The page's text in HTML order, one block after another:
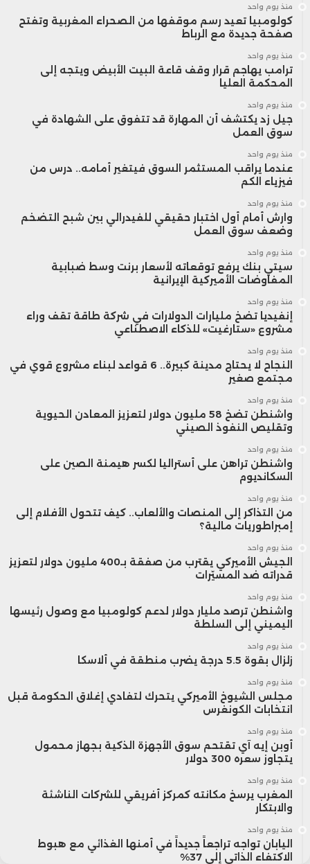
منذ يوم واحد
كولومبيا تعيد رسم موقفها من الصحراء المغربية وتفتح
صفحة جديدة مع الرباط
منذ يوم واحد
ترامب يهاجم قرار وقف قاعة البيت الأبيض ويتجه إلى
المحكمة العليا
منذ يوم واحد
جيل زد يكتشف أن المهارة قد تتفوق على الشهادة في
سوق العمل
منذ يوم واحد
عندما يراقب المستثمر السوق فيتغير أمامه.. درس من
فيزياء الكم
منذ يوم واحد
وارش أمام أول اختبار حقيقي للفيدرالي بين شبح التضخم
وضعف سوق العمل
منذ يوم واحد
سيتي بنك يرفع توقعاته لأسعار برنت وسط ضبابية
المفاوضات الأميركية الإيرانية
منذ يوم واحد
إنفيديا تضخ مليارات الدولارات في شركة طاقة تقف وراء
مشروع «ستارغيت» للذكاء الاصطناعي
منذ يوم واحد
النجاح لا يحتاج مدينة كبيرة.. 6 قواعد لبناء مشروع قوي في
مجتمع صغير
منذ يوم واحد
واشنطن تضخ 58 مليون دولار لتعزيز المعادن الحيوية
وتقليص النفوذ الصيني
منذ يوم واحد
واشنطن تراهن على أستراليا لكسر هيمنة الصين على
السكانديوم
منذ يوم واحد
من التذاكر إلى المنصات والألعاب.. كيف تتحول الأفلام إلى
إمبراطوريات مالية؟
منذ يوم واحد
الجيش الأميركي يقترب من صفقة بـ400 مليون دولار لتعزيز
قدراته ضد المسيّرات
منذ يوم واحد
واشنطن ترصد مليار دولار لدعم كولومبيا مع وصول رئيسها
اليميني إلى السلطة
منذ يوم واحد
زلزال بقوة 5.5 درجة يضرب منطقة في ألاسكا
منذ يوم واحد
مجلس الشيوخ الأميركي يتحرك لتفادي إغلاق الحكومة قبل
انتخابات الكونغرس
منذ يوم واحد
أوبن إيه آي تقتحم سوق الأجهزة الذكية بجهاز محمول
يتجاوز سعره 300 دولار
منذ يوم واحد
المغرب يرسخ مكانته كمركز أفريقي للشركات الناشئة
والابتكار
منذ يوم واحد
اليابان تواجه تراجعاً جديداً في أمنها الغذائي مع هبوط
الاكتفاء الذاتي إلى 37%